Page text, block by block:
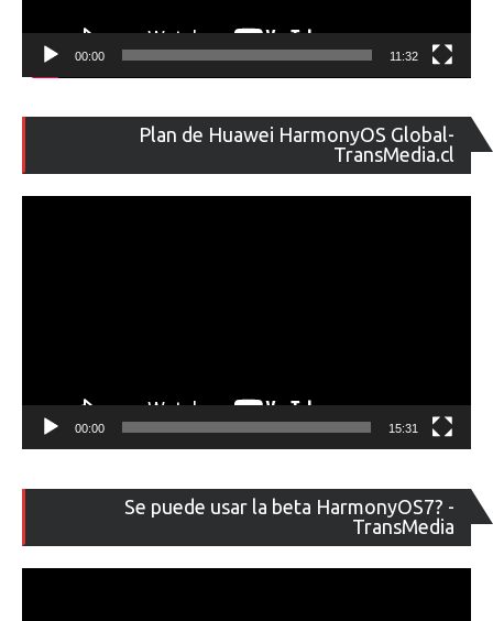
00:00 11:32
Plan de Huawei HarmonyOS Global-
TransMedia.cl
de
00:00 15:31
Se puede usar la beta HarmonyOS7? -
TransMedia
de